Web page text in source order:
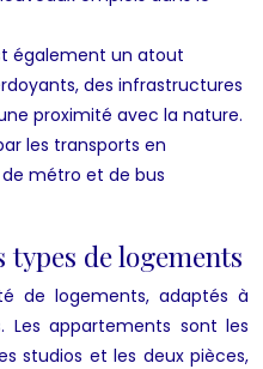
également un atout
des infrastructures
proximité avec la nature.
les transports en
métro et de bus
de logements
de logements, adaptés à
Les appartements sont les
studios et les deux pièces,